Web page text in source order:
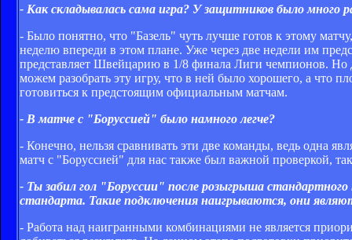
- Как складывалась сама игра? У защитников было много
- Было понятно, что "Базель" чуть лучше готов к этому
неделю впереди в этом плане. Уже через две недели им
представляет Швейцарию в 1/8 финала Лиги чемпионов.
можем разобрать эту игру, что в ней было хорошего, а что
готовиться к предстоящим официальным матчам.
- В матче с "Боруссией" было намного легче?
- Конечно, нельзя сравнивать эти две команды, ведь одна
матч с "Боруссией" для нас также был важной проверкой,
- Ты забил гол "Боруссии" после розыгрыша
стандарта. Такие подключения наигрываются, они
- Работа над наигранными комбинациями не является